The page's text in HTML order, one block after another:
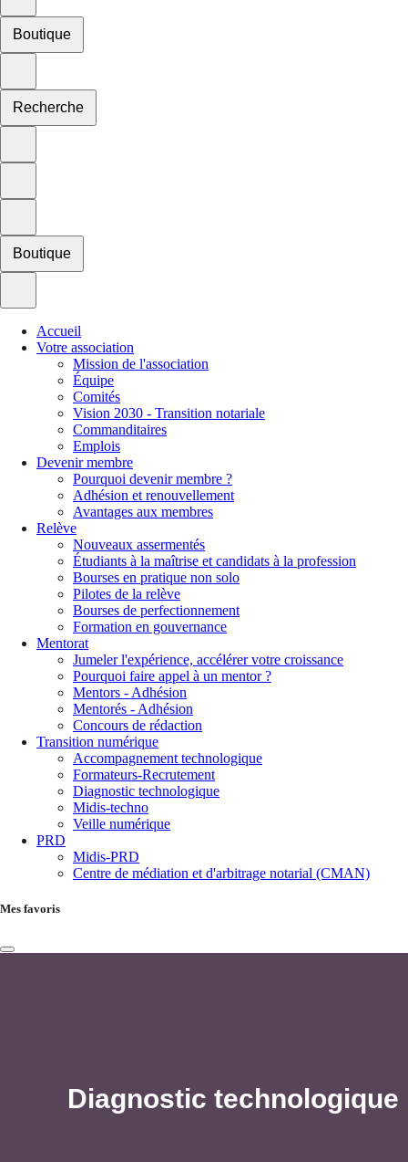
Boutique
Recherche
Boutique
Accueil
Votre association
Mission de l'association
Équipe
Comités
Vision 2030 - Transition notariale
Commanditaires
Emplois
Devenir membre
Pourquoi devenir membre ?
Adhésion et renouvellement
Avantages aux membres
Relève
Nouveaux assermentés
Étudiants à la maîtrise et candidats à la profession
Bourses en pratique non solo
Pilotes de la relève
Bourses de perfectionnement
Formation en gouvernance
Mentorat
Jumeler l'expérience, accélérer votre croissance
Pourquoi faire appel à un mentor ?
Mentors - Adhésion
Mentorés - Adhésion
Concours de rédaction
Transition numérique
Accompagnement technologique
Formateurs-Recrutement
Diagnostic technologique
Midis-techno
Veille numérique
PRD
Midis-PRD
Centre de médiation et d'arbitrage notarial (CMAN)
Mes favoris
Diagnostic technologique